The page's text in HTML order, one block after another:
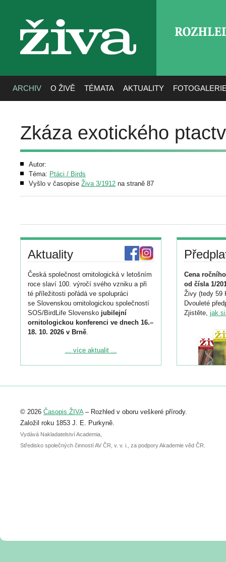
živa
ARCHIV O ŽIVĚ TÉMATA AKTUALITY
Zkáza exotického
Autor:
Téma: Ptáci / Birds
Vyšlo v časopise Živa 3/1912 na straně 87
Aktuality
Česká společnost ornitologická v letošním
roce slaví 100. výročí svého vzniku a při
té příležitosti pořádá ve spolupráci
se Slovenskou ornitologickou společností
SOS/BirdLife Slovensko jubilejní
ornitologickou konferenci ve dnech 16.–
18. 10. 2026 v Brně.
Podrobnější informace ke konferenci
Registrovat se můžete do 6. září.
abstraktu přihlášené přednášky nebo
posteru je už 30. června.
... více aktualit ...
Cena
od čísla 1/
Živy (tedy 59
Dvouleté
Zjistěte, jak
© 2026 Časopis ŽIVA– Rozhled v oboru veškeré přírody.
Založil roku 1853 J. E. Purkyně.
Vydává Nakladatelství Academia,
Středisko společných činností AV ČR, v. v. i., za podpory Akademie věd ČR.